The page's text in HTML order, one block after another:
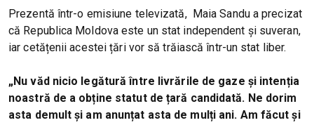
Prezentă într-o emisiune televizată, Maia Sandu a precizat
că Republica Moldova este un stat independent și suveran,
iar cetățenii acestei țări vor să trăiască într-un stat liber.
„Nu văd nicio legătură între livrările de gaze și intenția
noastră de a obține statut de țară candidată. Ne dorim
asta demult și am anunțat asta de mulți ani. Am făcut și